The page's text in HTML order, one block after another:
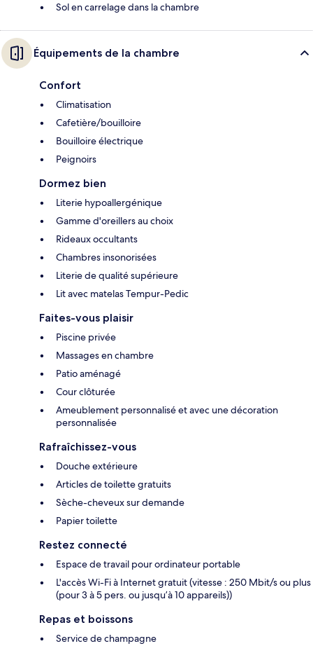
Sol en carrelage dans la chambre
Équipements de la chambre
Confort
Climatisation
Cafetière/bouilloire
Bouilloire électrique
Peignoirs
Dormez bien
Literie hypoallergénique
Gamme d'oreillers au choix
Rideaux occultants
Chambres insonorisées
Literie de qualité supérieure
Lit avec matelas Tempur-Pedic
Faites-vous plaisir
Piscine privée
Massages en chambre
Patio aménagé
Cour clôturée
Ameublement personnalisé et avec une décoration
personnalisée
Rafraîchissez-vous
Douche extérieure
Articles de toilette gratuits
Sèche-cheveux sur demande
Papier toilette
Restez connecté
Espace de travail pour ordinateur portable
L'accès Wi-Fi à Internet gratuit (vitesse : 250 Mbit/s ou plus
(pour 3 à 5 pers. ou jusqu’à 10 appareils))
Repas et boissons
Service de champagne